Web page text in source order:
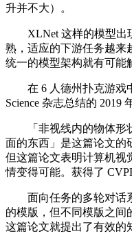
升并不大）。
XLNet 这样的模型出
熟，适应的下游任务越来
统一的模型架构就有可能
在 6 人德州扑克游戏
Science 杂志总结的 2019
「非视线内的物体形
面的东西」是这篇论文的
但这篇论文表明计算机视
情变得可能。获得了
面向任务的多轮对话系
的模版，但不同模版之间
这篇论文就提出了有效的